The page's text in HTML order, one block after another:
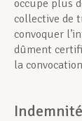
occupe plus
collective de
convoquer
dûment
la